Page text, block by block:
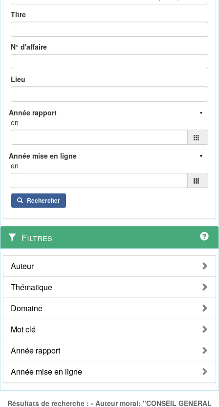
Titre
N° d'affaire
Lieu
en
en
Rechercher
Filtres
Auteur
Thématique
Domaine
Mot clé
Année rapport
Année mise en ligne
Résultats de recherche : - Auteur moral: "CONSEIL GENERAL